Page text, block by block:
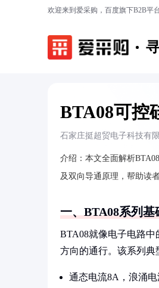
欢迎来到爱采购，百度旗下B2B平
BTA08可控
石家庄挺超贸电子科技有
介绍： 本文全面解析
及双向导通原理，帮助读
一、BTA08系列基
BTA08就像电子电路
方向的通行。该系列典
通态电流8A，浪涌电